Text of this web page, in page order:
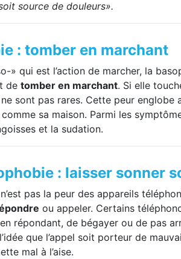
source de douleurs».
: tomber en marchant
» qui est l’action de marcher, la
de tomber en marchant. Si elle
sont pas rares. Cette peur englobe
comme sa maison. Parmi les
et la sudation.
: laisser sonner
pas la peur des appareils
ou appeler. Certains
répondant, de bégayer ou de pas
que l’appel soit porteur de
mal à l’aise.